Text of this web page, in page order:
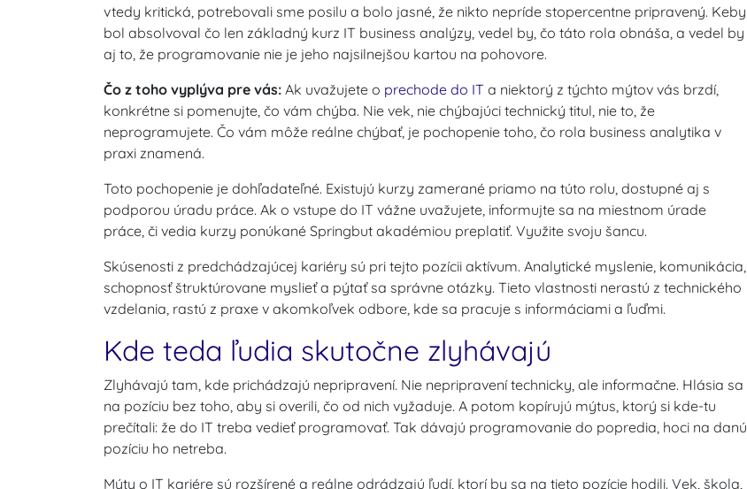
vtedy kritická, potrebovali sme posilu a bolo jasné, že nikto nepríde stopercentne pripravený. Keby
bol absolvoval čo len základný kurz IT business analýzy, vedel by, čo táto rola obnáša, a vedel by
aj to, že programovanie nie je jeho najsilnejšou kartou na pohovore.
Čo z toho vyplýva pre vás: Ak uvažujete o prechode do IT a niektorý z týchto mýtov vás brzdí,
konkrétne si pomenujte, čo vám chýba. Nie vek, nie chýbajúci technický titul, nie to, že
neprogramujete. Čo vám môže reálne chýbať, je pochopenie toho, čo rola business analytika v
praxi znamená.
Toto pochopenie je dohľadateľné. Existujú kurzy zamerané priamo na túto rolu, dostupné aj s
podporou úradu práce. Ak o vstupe do IT vážne uvažujete, informujte sa na miestnom úrade
práce, či vedia kurzy ponúkané Springbut akadémiou preplatiť. Využite svoju šancu.
Skúsenosti z predchádzajúcej kariéry sú pri tejto pozícii aktívum. Analytické myslenie, komunikácia,
schopnosť štruktúrovane myslieť a pýtať sa správne otázky. Tieto vlastnosti nerastú z technického
vzdelania, rastú z praxe v akomkoľvek odbore, kde sa pracuje s informáciami a ľuďmi.
Kde teda ľudia skutočne zlyhávajú
Zlyhávajú tam, kde prichádzajú nepripravení. Nie nepripravení technicky, ale informačne. Hlásia sa
na pozíciu bez toho, aby si overili, čo od nich vyžaduje. A potom kopírujú mýtus, ktorý si kde-tu
prečítali: že do IT treba vedieť programovať. Tak dávajú programovanie do popredia, hoci na danú
pozíciu ho netreba.
Mýty o IT kariére sú rozšírené a reálne odrádzajú ľudí, ktorí by sa na tieto pozície hodili. Vek, škola,